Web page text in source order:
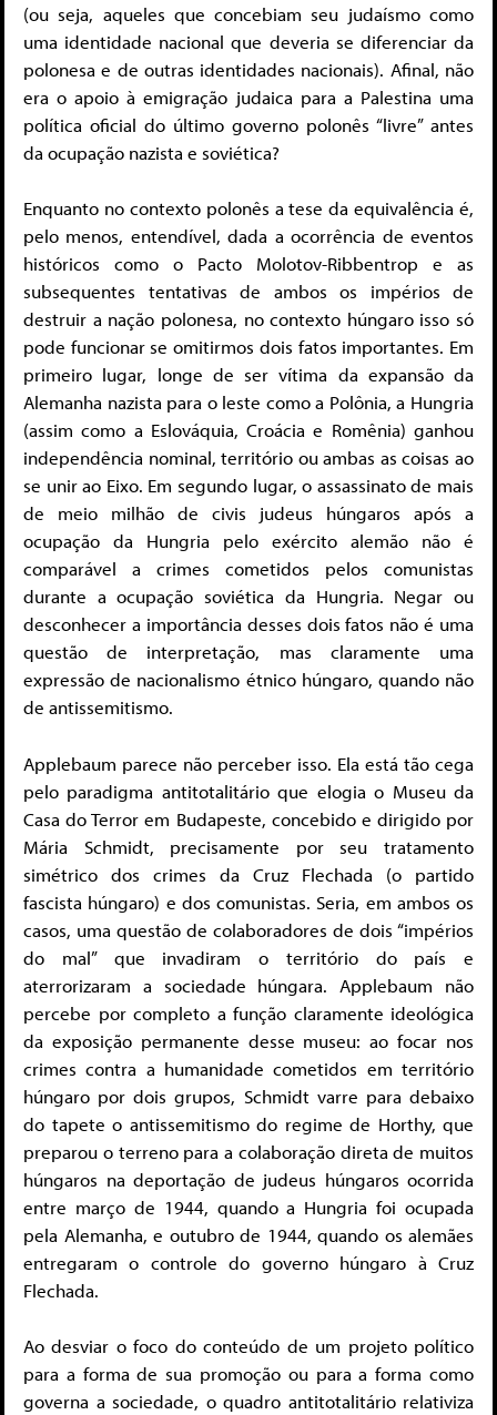
(ou seja, aqueles que concebiam seu judaísmo como
uma identidade nacional que deveria se diferenciar da
polonesa e de outras identidades nacionais). Afinal, não
era o apoio à emigração judaica para a Palestina uma
política oficial do último governo polonês “livre” antes
da ocupação nazista e soviética?
Enquanto no contexto polonês a tese da equivalência é,
pelo menos, entendível, dada a ocorrência de eventos
históricos como o Pacto Molotov-Ribbentrop e as
subsequentes tentativas de ambos os impérios de
destruir a nação polonesa, no contexto húngaro isso só
pode funcionar se omitirmos dois fatos importantes. Em
primeiro lugar, longe de ser vítima da expansão da
Alemanha nazista para o leste como a Polônia, a Hungria
(assim como a Eslováquia, Croácia e Romênia) ganhou
independência nominal, território ou ambas as coisas ao
se unir ao Eixo. Em segundo lugar, o assassinato de mais
de meio milhão de civis judeus húngaros após a
ocupação da Hungria pelo exército alemão não é
comparável a crimes cometidos pelos comunistas
durante a ocupação soviética da Hungria. Negar ou
desconhecer a importância desses dois fatos não é uma
questão de interpretação, mas claramente uma
expressão de nacionalismo étnico húngaro, quando não
de antissemitismo.
Applebaum parece não perceber isso. Ela está tão cega
pelo paradigma antitotalitário que elogia o Museu da
Casa do Terror em Budapeste, concebido e dirigido por
Mária Schmidt, precisamente por seu tratamento
simétrico dos crimes da Cruz Flechada (o partido
fascista húngaro) e dos comunistas. Seria, em ambos os
casos, uma questão de colaboradores de dois “impérios
do mal” que invadiram o território do país e
aterrorizaram a sociedade húngara. Applebaum não
percebe por completo a função claramente ideológica
da exposição permanente desse museu: ao focar nos
crimes contra a humanidade cometidos em território
húngaro por dois grupos, Schmidt varre para debaixo
do tapete o antissemitismo do regime de Horthy, que
preparou o terreno para a colaboração direta de muitos
húngaros na deportação de judeus húngaros ocorrida
entre março de 1944, quando a Hungria foi ocupada
pela Alemanha, e outubro de 1944, quando os alemães
entregaram o controle do governo húngaro à Cruz
Flechada.
Ao desviar o foco do conteúdo de um projeto político
para a forma de sua promoção ou para a forma como
governa a sociedade, o quadro antitotalitário relativiza